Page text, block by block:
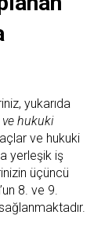
yukarıda
ve hukuki
ve hukuki
yerleşik iş
üçüncü
8. ve 9.